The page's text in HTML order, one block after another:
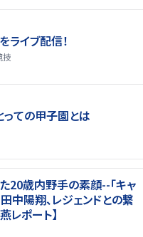
ライブ配信！
技
っての甲子園とは
20歳内野手の素顔--「キャ
中陽翔、レジェンドとの繋
レポート】